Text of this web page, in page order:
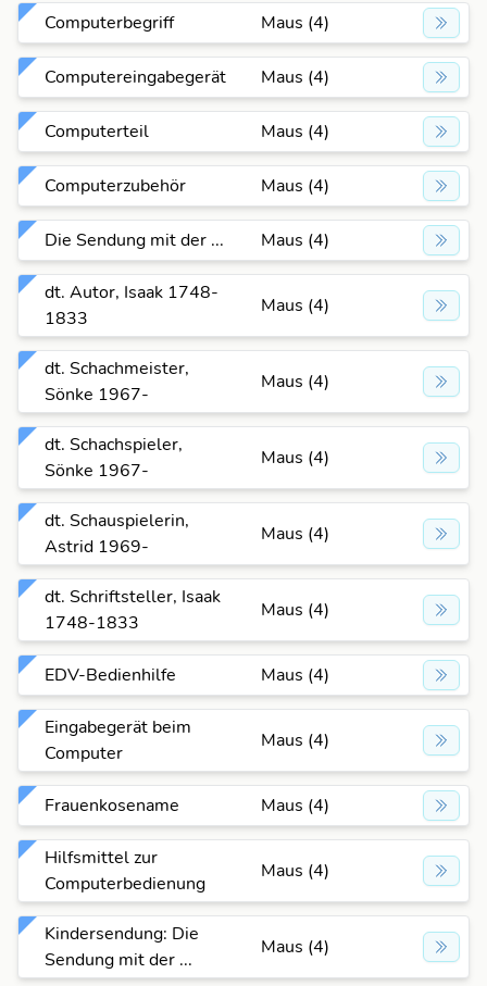
Computerbegriff Maus (4)
Computereingabegerät Maus (4)
Computerteil Maus (4)
Computerzubehör Maus (4)
Die Sendung mit der ... Maus (4)
dt. Autor, Isaak 1748-
1833
Maus (4)
dt. Schachmeister,
Sönke 1967-
Maus (4)
dt. Schachspieler,
Sönke 1967-
Maus (4)
dt. Schauspielerin,
Astrid 1969-
Maus (4)
dt. Schriftsteller, Isaak
1748-1833
Maus (4)
EDV-Bedienhilfe Maus (4)
Eingabegerät beim
Computer
Maus (4)
Frauenkosename Maus (4)
Hilfsmittel zur
Computerbedienung
Maus (4)
Kindersendung: Die
Sendung mit der ...
Maus (4)